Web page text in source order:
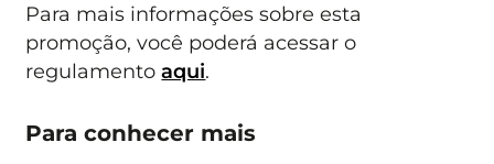
Para mais informações sobre esta
promoção, você poderá acessar o
regulamentoaqui.
Para conhecer mais